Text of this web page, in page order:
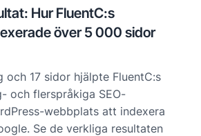
Hur FluentC:s
över 5 000 sidor
och 17 sidor hjälpte FluentC:s
och flerspråkiga SEO-
webbplats att indexera
Se de verkliga resultaten